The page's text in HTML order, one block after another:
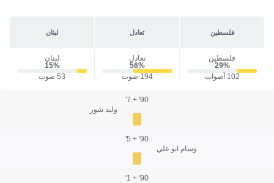
فلسطين تعادل لبنان
فلسطين
29‎%‎
102 أصوات
تعادل
56‎%‎
194 صوت
لبنان
15‎%‎
53 صوت
وليد شور
90' + 7'
وسام ابو علي
90' + 5'
90' + 1'